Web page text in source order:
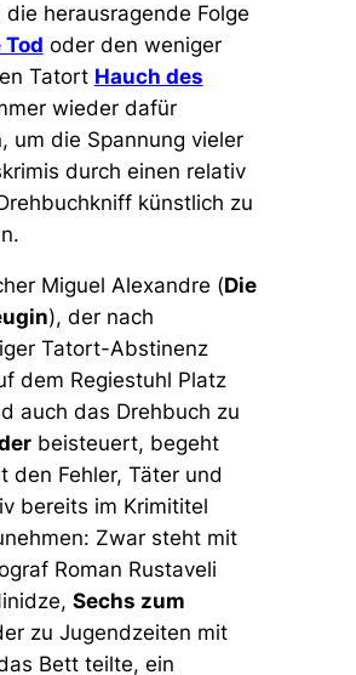
die herausragende Folge
Tod oder den weniger
Tatort Hauch des
wieder dafür
um die Spannung vieler
durch einen relativ
künstlich zu
Miguel Alexandre (Die
), der nach
Tatort-Abstinenz
dem Regiestuhl Platz
auch das Drehbuch zu
beisteuert, begeht
den Fehler, Täter und
bereits im Krimititel
Zwar steht mit
Roman Rustaveli
Sechs zum
zu Jugendzeiten mit
Bett teilte, ein